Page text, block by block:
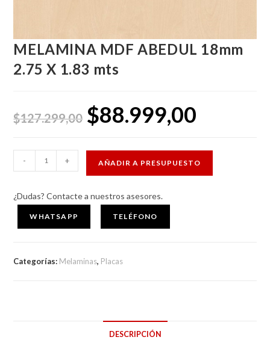
MELAMINA MDF ABEDUL 18mm
2.75 X 1.83 mts
$127.299,00
El
precio
original
$88.999,00
MELAMINA
MDF
18mm
X
mts
- + AÑADIR A PRESUPUESTO
¿Dudas? Contacte a nuestros asesores.
WHATSAPP TELÉFONO
Categorías: Melaminas, Placas
DESCRIPCIÓN